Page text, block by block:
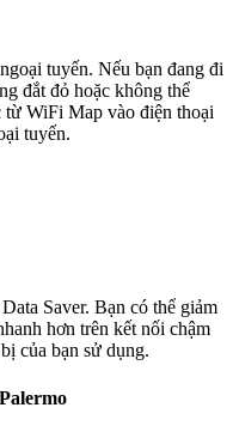
tuyến. Nếu bạn đang đi
đắt đỏ hoặc không thể
WiFi Map vào điện thoại
tuyến.
Saver. Bạn có thể giảm
hơn trên kết nối chậm
của bạn sử dụng.